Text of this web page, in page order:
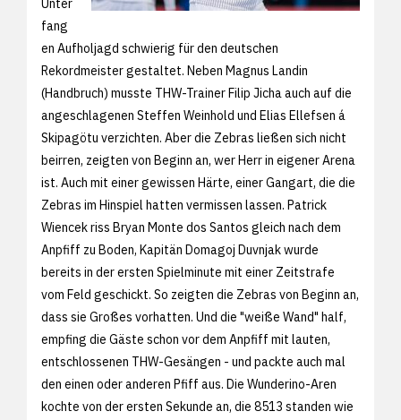
Unter
fang
en Aufholjagd schwierig für den deutschen
Rekordmeister gestaltet. Neben Magnus Landin
(Handbruch) musste THW-Trainer Filip Jicha auch auf die
angeschlagenen Steffen Weinhold und Elias Ellefsen á
Skipagötu verzichten. Aber die Zebras ließen sich nicht
beirren, zeigten von Beginn an, wer Herr in eigener Arena
ist. Auch mit einer gewissen Härte, einer Gangart, die die
Zebras im Hinspiel hatten vermissen lassen. Patrick
Wiencek riss Bryan Monte dos Santos gleich nach dem
Anpfiff zu Boden, Kapitän Domagoj Duvnjak wurde
bereits in der ersten Spielminute mit einer Zeitstrafe
vom Feld geschickt. So zeigten die Zebras von Beginn an,
dass sie Großes vorhatten. Und die "weiße Wand" half,
empfing die Gäste schon vor dem Anpfiff mit lauten,
entschlossenen THW-Gesängen - und packte auch mal
den einen oder anderen Pfiff aus. Die Wunderino-Aren
kochte von der ersten Sekunde an, die 8513 standen wie